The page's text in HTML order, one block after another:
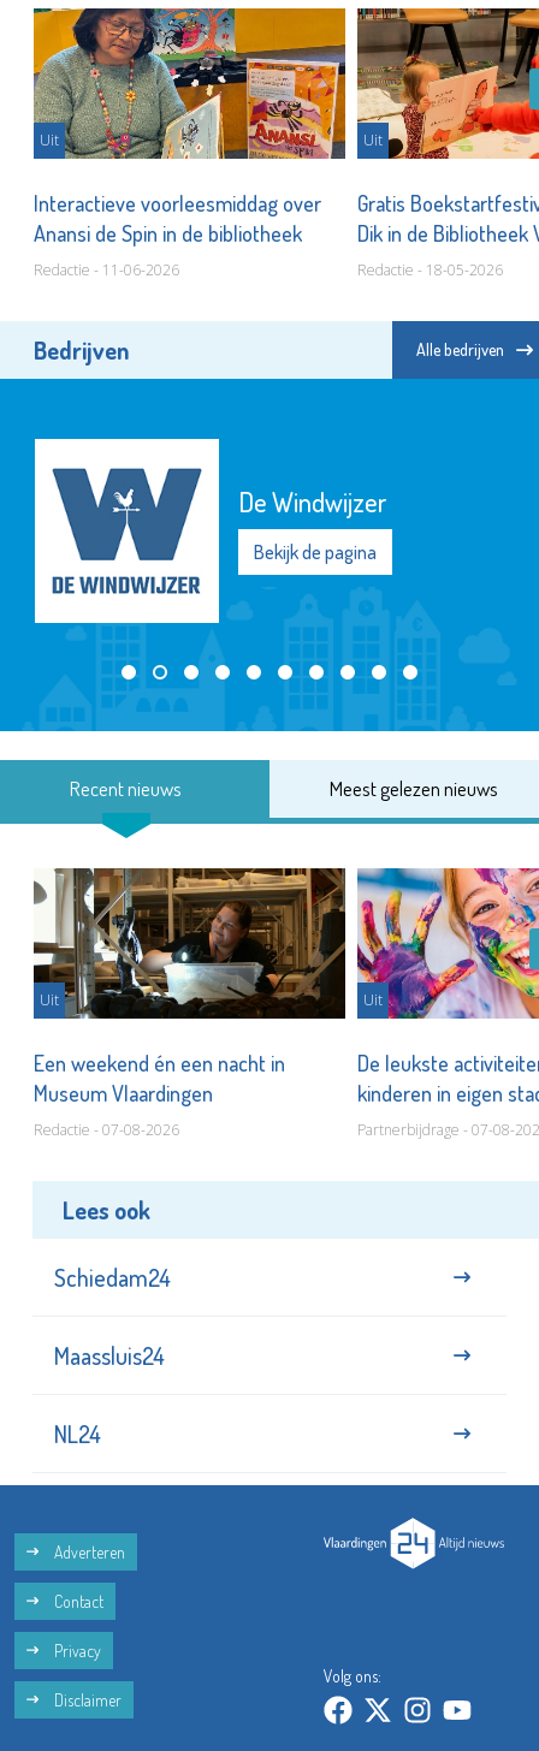
Uit
Interactieve voorleesmiddag over
Anansi de Spin in de bibliotheek
Redactie - 11-06-2026
Uit
Gratis
Dik in de Bibliotheek
Holy!
Redactie - 18-05-2026
Bedrijven Alle bedrijven
De Windwijzer
Bekijk de pagina
Recent nieuws Meest gelezen nieuws
Uit
Een weekend én een nacht in
Museum Vlaardingen
Redactie - 07-08-2026
Uit
De leukste
kinderen in eigen
Partnerbijdrage - 07-08-
Lees ook
Schiedam24
Maassluis24
NL24
Adverteren
Contact
Privacy
Disclaimer
Volg ons: